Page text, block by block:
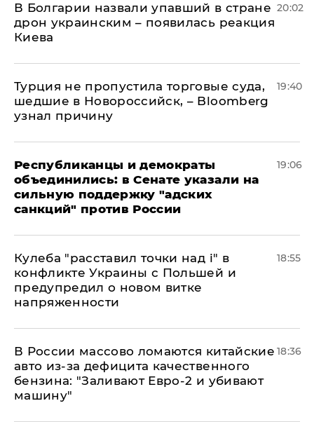
В Болгарии назвали упавший в стране
дрон украинским – появилась реакция
Киева
20:02
Турция не пропустила торговые суда,
шедшие в Новороссийск, – Bloomberg
узнал причину
19:40
Республиканцы и демократы
объединились: в Сенате указали на
сильную поддержку "адских
санкций" против России
19:06
Кулеба "расставил точки над і" в
конфликте Украины с Польшей и
предупредил о новом витке
напряженности
18:55
В России массово ломаются китайские
авто из-за дефицита качественного
бензина: "Заливают Евро-2 и убивают
машину"
18:36